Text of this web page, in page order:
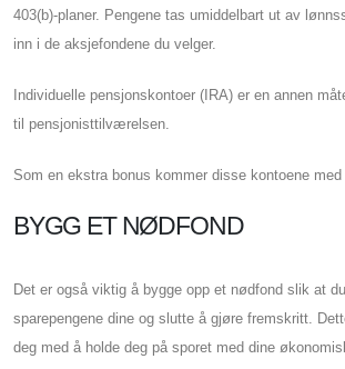
403(b)-planer. Pengene tas umiddelbart ut av
inn i de aksjefondene du velger.
Individuelle pensjonskontoer (IRA) er en annen
til pensjonisttilværelsen.
Som en ekstra bonus kommer disse kontoene med
BYGG ET NØDFOND
Det er også viktig å bygge opp et nødfond slik at
sparepengene dine og slutte å gjøre fremskritt.
deg med å holde deg på sporet med dine